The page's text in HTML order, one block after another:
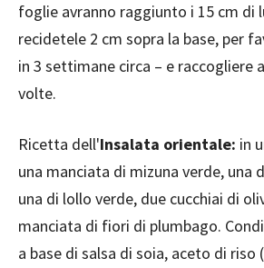
foglie avranno raggiunto i 15 cm di
recidetele 2 cm sopra la base, per
in 3 settimane circa – e raccogliere
volte.
Ricetta dell'Insalata orientale: in
una manciata di mizuna verde, una
una di lollo verde, due cucchiai di
manciata di fiori di plumbago.
a base di salsa di soia, aceto di riso